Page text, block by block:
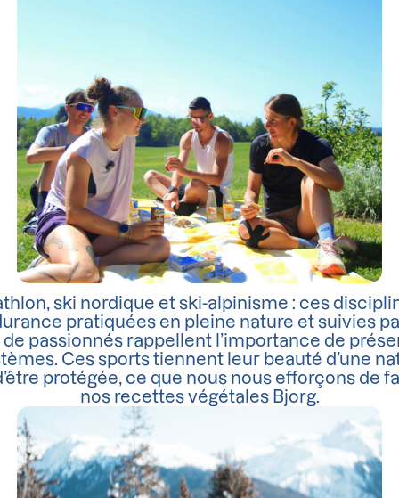
ski nordique et ski-alpinisme : ces
pratiquées en pleine nature et suivies
passionnés rappellent l’importance de
Ces sports tiennent leur beauté d’une
protégée, ce que nous nous efforçons de
nos recettes végétales Bjorg.